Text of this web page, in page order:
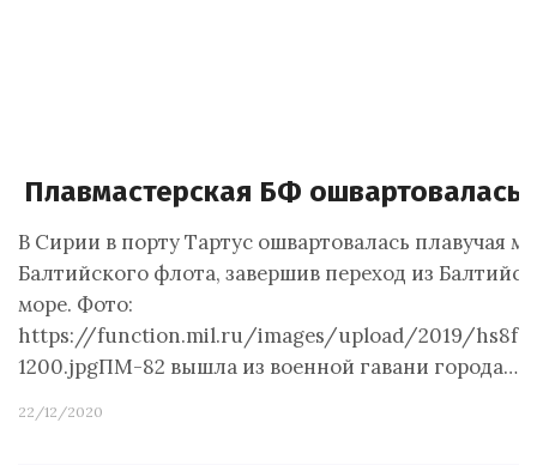
Плавмастерская БФ ошвартовалась
В Сирии в порту Тартус ошвартовалась плавучая
Балтийского флота, завершив переход из
море. Фото:
https://function.mil.ru/images/upload/2019/
1200.jpgПМ-82 вышла из военной гавани города…
22/12/2020